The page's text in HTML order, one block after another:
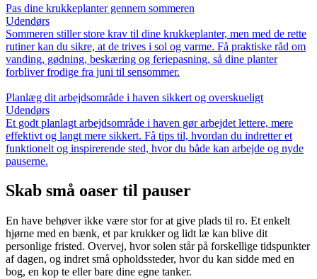
Pas dine krukkeplanter gennem sommeren
Udendørs
Sommeren stiller store krav til dine krukkeplanter, men med de rette
rutiner kan du sikre, at de trives i sol og varme. Få praktiske råd om
vanding, gødning, beskæring og feriepasning, så dine planter
forbliver frodige fra juni til sensommer.
Planlæg dit arbejdsområde i haven sikkert og overskueligt
Udendørs
Et godt planlagt arbejdsområde i haven gør arbejdet lettere, mere
effektivt og langt mere sikkert. Få tips til, hvordan du indretter et
funktionelt og inspirerende sted, hvor du både kan arbejde og nyde
pauserne.
Skab små oaser til pauser
En have behøver ikke være stor for at give plads til ro. Et enkelt
hjørne med en bænk, et par krukker og lidt læ kan blive dit
personlige fristed. Overvej, hvor solen står på forskellige tidspunkter
af dagen, og indret små opholdssteder, hvor du kan sidde med en
bog, en kop te eller bare dine egne tanker.